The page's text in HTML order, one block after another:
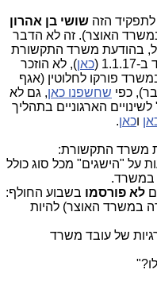
הזה שושי בן אהרון
האוצר). זה לא הדבר
בהודעת משרד התקשורת
(
כאן), לא הוזכר
חשובים במשרד פורקו לחלוטין (אגף
כפי שחשפנו כאן, גם לא
הארגוניים בתהליך
וכאן.
משרד התקשורת:
על "הישגים" מכל סוג כולל
במשרד.
לא פורסמו בשבוע החולף:
במשרד האוצר) להיות
של עובד משרד